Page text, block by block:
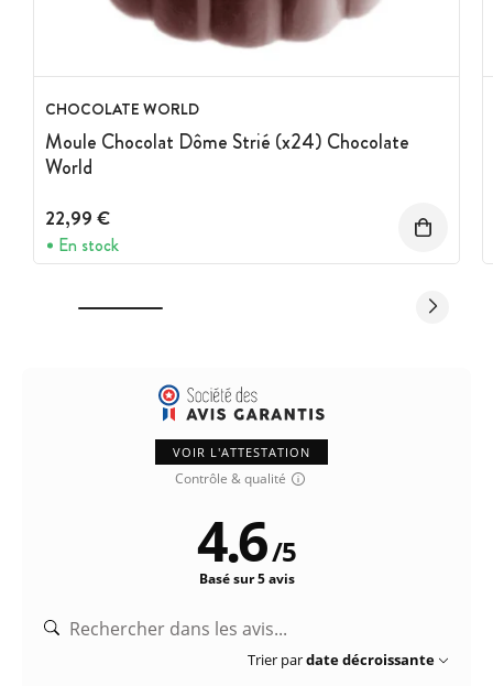
CHOCOLATE WORLD
Moule Chocolat Dôme Strié (x24) Chocolate
World
22,99 €
En stock
VOIR L'ATTESTATION
Contrôle & qualité
4.6/5
Basé sur 5 avis
Trier pardate décroissante